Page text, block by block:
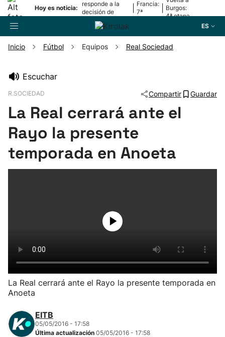
Hoy es noticia:
responde a la
decisión de
Oriamendi
Francia:
7ª
Burgos:
4ª etapa
ES
Pelota
Remo
Kirolak 360
Atletismo
Inicio Fútbol Equipos Real Sociedad
Escuchar
R.SOCIEDAD Compartir Guardar
La Real cerrará ante el
Rayo la presente
temporada en Anoeta
La Real cerrará ante el Rayo la presente temporada en
Anoeta
EITB
05/05/2016 - 17:58
Última actualización 05/05/2016 - 17:58